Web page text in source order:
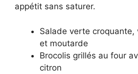
appétit sans saturer.
Salade verte croquante,
et moutarde
Brocolis grillés au four
citron